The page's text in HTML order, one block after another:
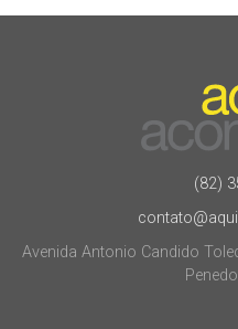
(82)
Avenida Antonio Candido